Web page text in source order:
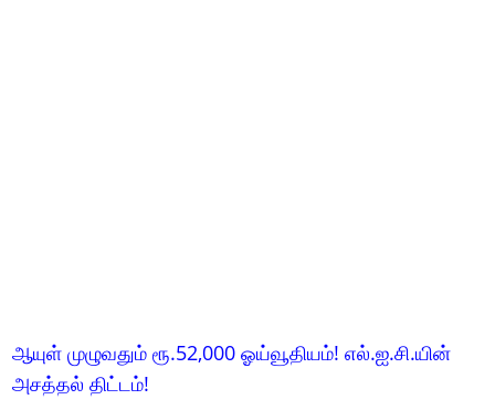
ஆயுள் முழுவதும் ரூ.52,000 ஓய்வூதியம்! எல்.ஐ.சி.யின்
அசத்தல் திட்டம்!